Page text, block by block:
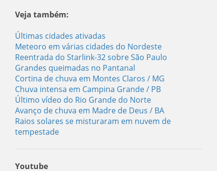
Veja também:
Últimas cidades ativadas
Meteoro em várias cidades do Nordeste
Reentrada do Starlink-32 sobre São Paulo
Grandes queimadas no Pantanal
Cortina de chuva em Montes Claros / MG
Chuva intensa em Campina Grande / PB
Último vídeo do Rio Grande do Norte
Avanço de chuva em Madre de Deus / BA
Raios solares se misturaram em nuvem de
tempestade
Youtube